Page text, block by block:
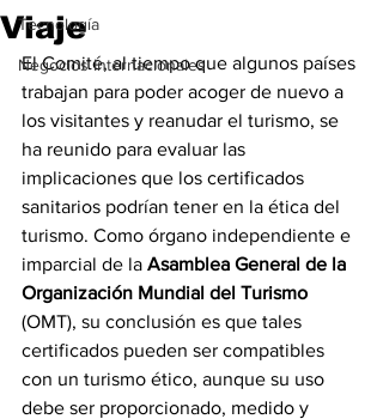
Tecnología
Negocios Internacionales
Viaje
El Comité, al tiempo que algunos países
trabajan para poder acoger de nuevo a
los visitantes y reanudar el turismo, se
ha reunido para evaluar las
implicaciones que los certificados
sanitarios podrían tener en la ética del
turismo. Como órgano independiente e
imparcial de la Asamblea General de la
Organización Mundial del Turismo
(OMT), su conclusión es que tales
certificados pueden ser compatibles
con un turismo ético, aunque su uso
debe ser proporcionado, medido y